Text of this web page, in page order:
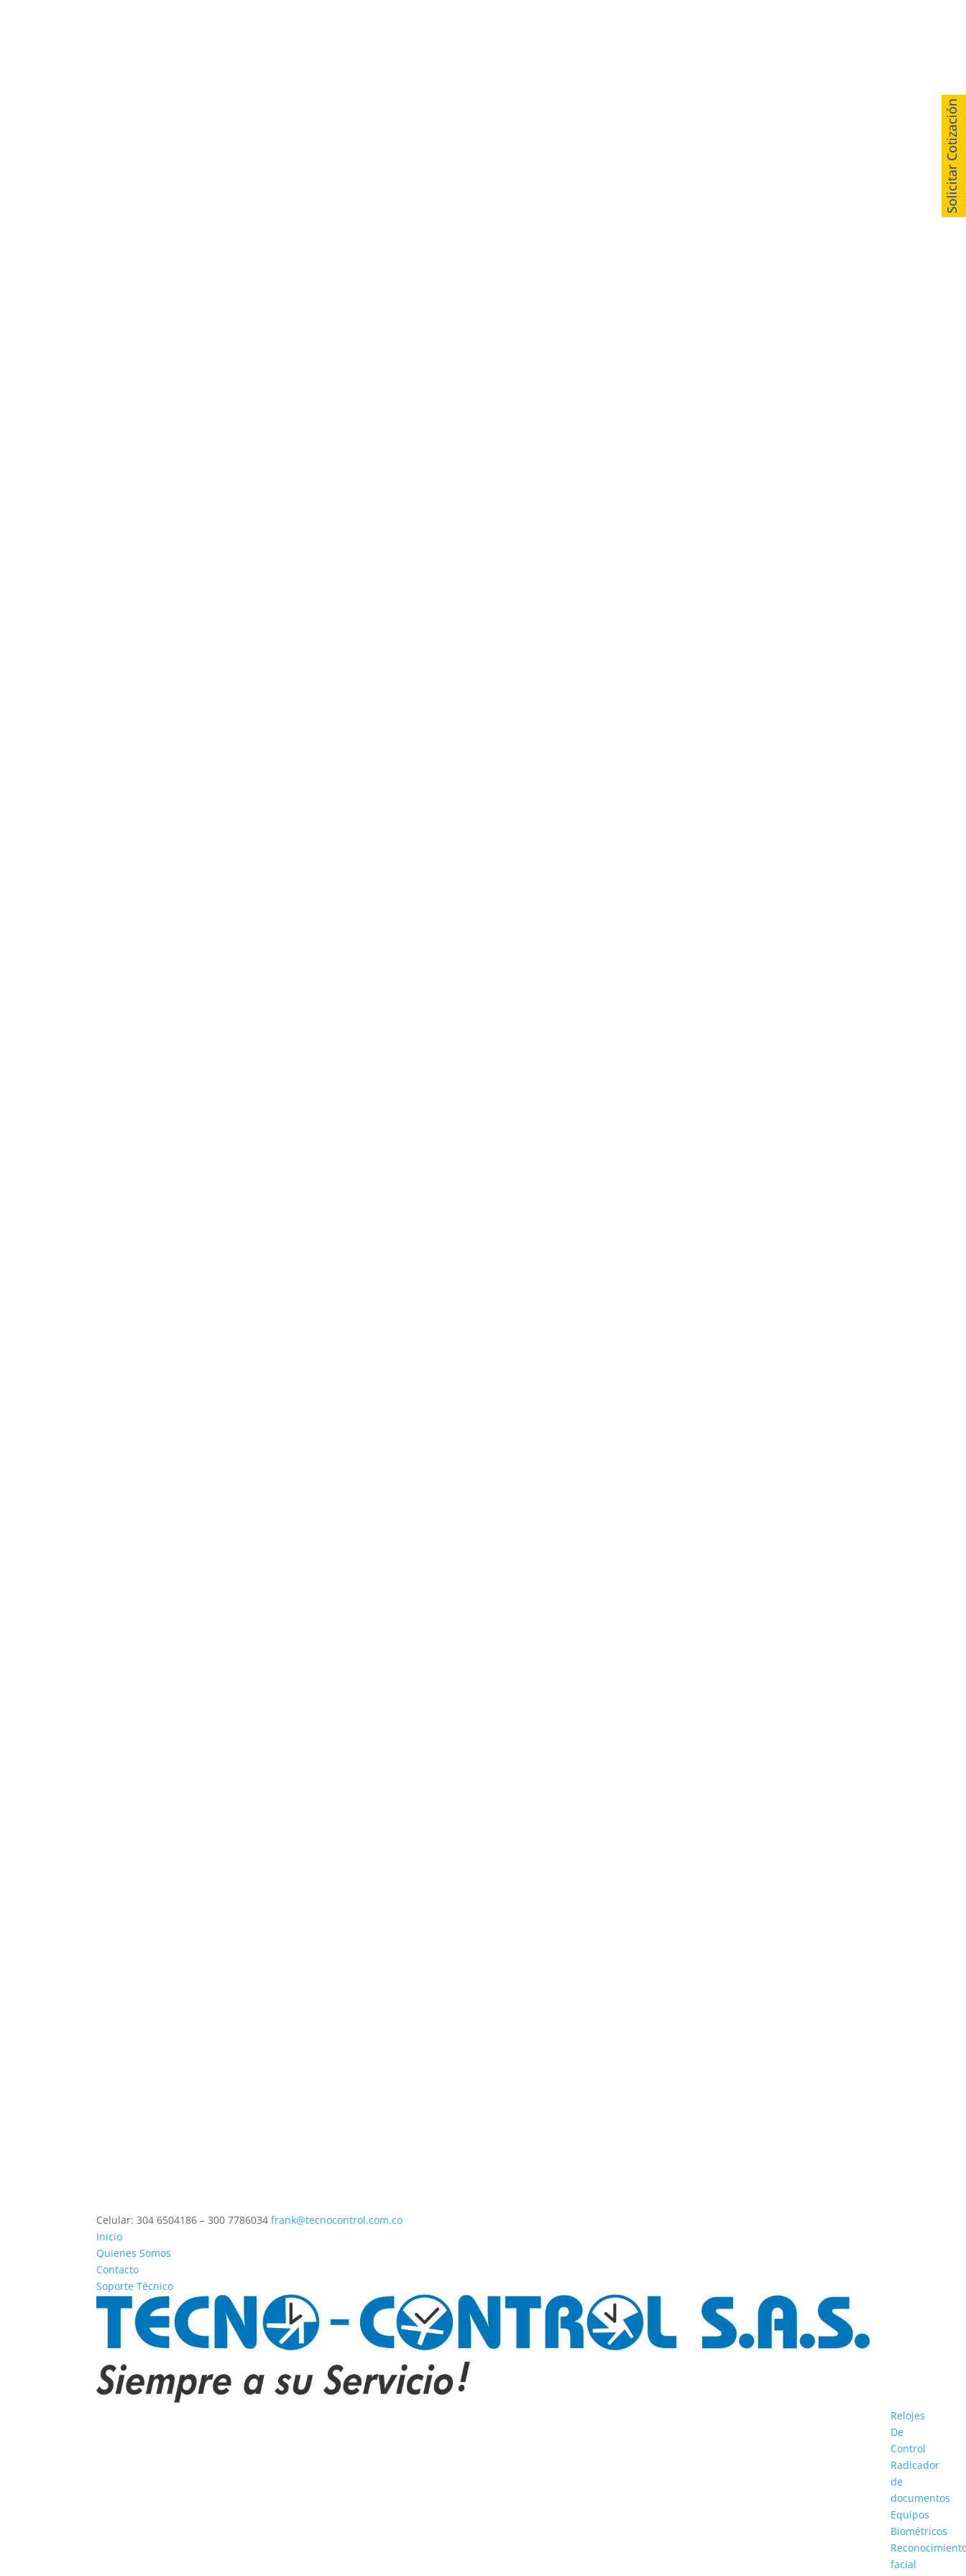
Celular: 304 6504186 – 300 7786034 frank@tecnocontrol.com.co
Inicio
Quienes Somos
Contacto
Soporte Técnico
Relojes
De
Control
Radicador
de
documentos
Equipos
Biométricos
facial
Solicitar Cotización